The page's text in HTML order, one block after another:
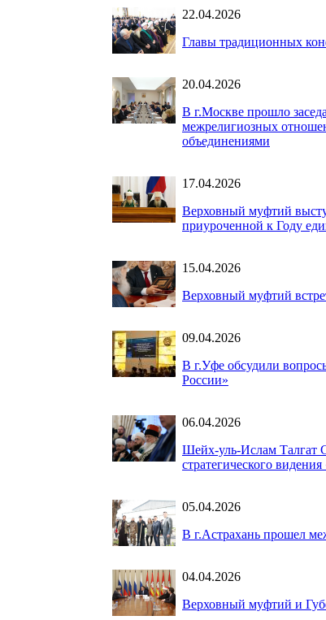
22.04.2026
Главы традиционных
20.04.2026
В г.Москве прошло
межрелигиозных
объединениями
17.04.2026
Верховный муфтий
приуроченной к Году
15.04.2026
Верховный муфтий
09.04.2026
В г.Уфе обсудили
России»
06.04.2026
Шейх-уль-Ислам Талгат
стратегического
05.04.2026
В г.Астрахань прошел
04.04.2026
Верховный муфтий и